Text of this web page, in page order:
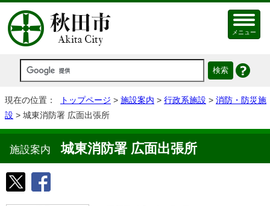
メニュー
現在の位置： トップページ > 施設案内 > 行政系施設 > 消防・防災施
設 > 城東消防署 広面出張所
施設案内城東消防署 広面出張所